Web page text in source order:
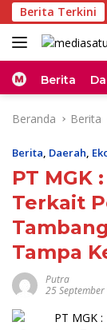
Langsung
ke
konten
Berita Terkini
2027,
Home
Berita
Beranda Berita
Berita, Daerah,
PT MGK
Terkait
Tampa
Putra
25